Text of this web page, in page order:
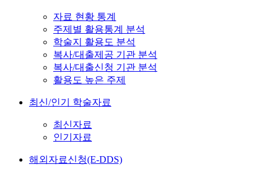
자료 현황 통계
주제별 활용통계 분석
학술지 활용도 분석
복사/대출제공 기관 분석
복사/대출신청 기관 분석
활용도 높은 주제
최신/인기 학술자료
최신자료
인기자료
해외자료신청(E-DDS)